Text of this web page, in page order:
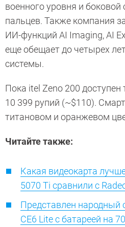
военного уровня и боковой
пальцев. Также компания
ИИ-функций AI Imaging, AI
еще обещает до четырех
системы.
Пока itel Zeno 200
10 399 рупий (~$110).
титановом и оранжевом
Читайте также:
Какая видеокарта
5070 Ti сравнили с
Представлен народный
CE6 Lite с батареей на